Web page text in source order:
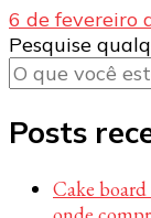
6 de fevereiro
Procurando
algo?
Pesquise
Posts
Cake